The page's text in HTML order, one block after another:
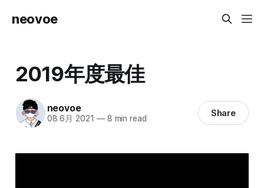
neovoe
2019年度最佳
neovoe
08 6月 2021 —8 min read Share